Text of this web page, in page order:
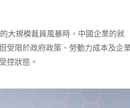
大規模裁員風暴時，中國企業的就
受限於政府政策、勞動力成本及企
控狀態。